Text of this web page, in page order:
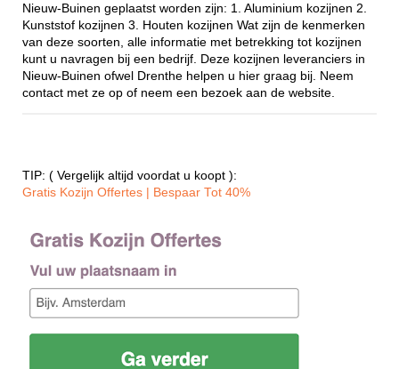
Nieuw-Buinen geplaatst worden zijn: 1. Aluminium kozijnen 2.
Kunststof kozijnen 3. Houten kozijnen Wat zijn de kenmerken
van deze soorten, alle informatie met betrekking tot kozijnen
kunt u navragen bij een bedrijf. Deze kozijnen leveranciers in
Nieuw-Buinen ofwel Drenthe helpen u hier graag bij. Neem
contact met ze op of neem een bezoek aan de website.
TIP: ( Vergelijk altijd voordat u koopt ):
Gratis Kozijn Offertes | Bespaar Tot 40%‎